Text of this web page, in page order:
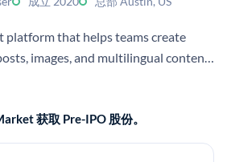
platform that helps teams create
images, and multilingual content.
scale content production for
获取 Pre-IPO 股份。